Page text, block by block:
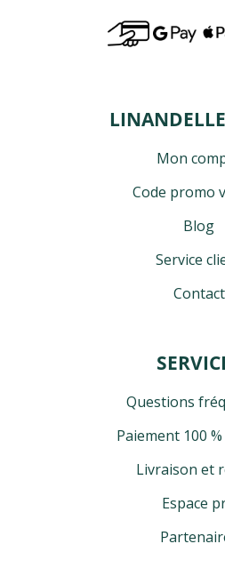
Mon
Code promo
Blog
Service
Contact
Questions
Paiement 100
Livraison et
Espace